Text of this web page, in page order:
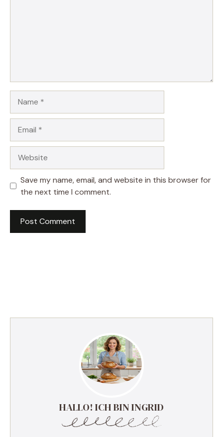
Save my name, email, and website in this browser for
the next time I comment.
HALLO! ICH BIN INGRID